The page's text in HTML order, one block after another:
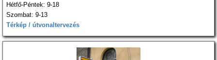
Hétfő-Péntek: 9-18
Szombat: 9-13
Térkép / útvonaltervezés